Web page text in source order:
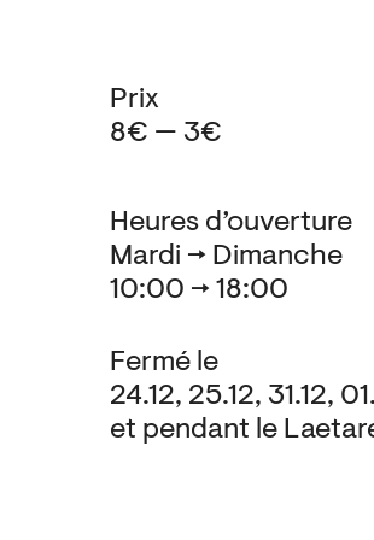
Heures d’ouverture
Mardi → Dimanche
10:00 → 18:00
Fermé le
24.12, 25.12, 31.12,
et pendant le
Prix
8€ — 3€